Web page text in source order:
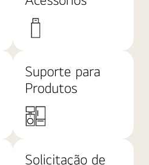
Suporte para
Produtos
Solicitação de